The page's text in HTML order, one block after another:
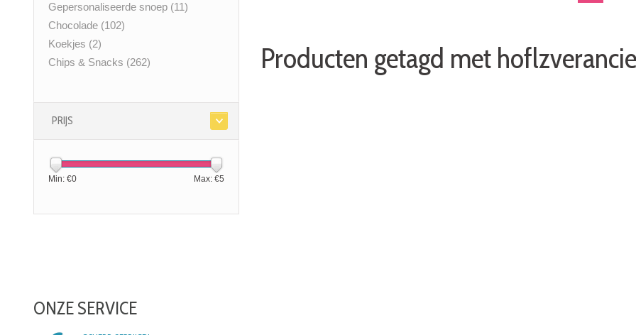
Gepersonaliseerde snoep (11)
Chocolade (102)
Koekjes (2)
Chips & Snacks (262)
PRIJS
Min: €0 Max: €5
ONZE SERVICE
Producten getagd met